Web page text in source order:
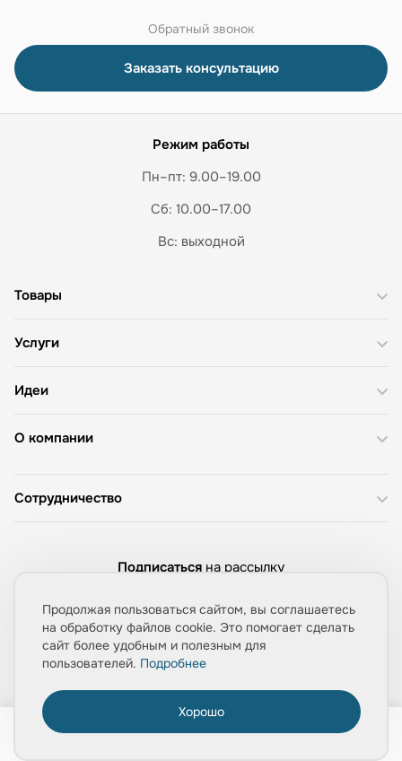
Обратный звонок
Заказать консультацию
Режим работы
Пн–пт: 9.00–19.00
Сб: 10.00–17.00
Вс: выходной
О компании
Товары
Услуги
Идеи
Сотрудничество
Подписаться на рассылку
Даю согласие на обработку моих
Продолжая пользоваться сайтом, вы соглашаетесь
на обработку файлов cookie. Это помогает сделать
сайт более удобным и полезным для
пользователей. Подробнее
Хорошо